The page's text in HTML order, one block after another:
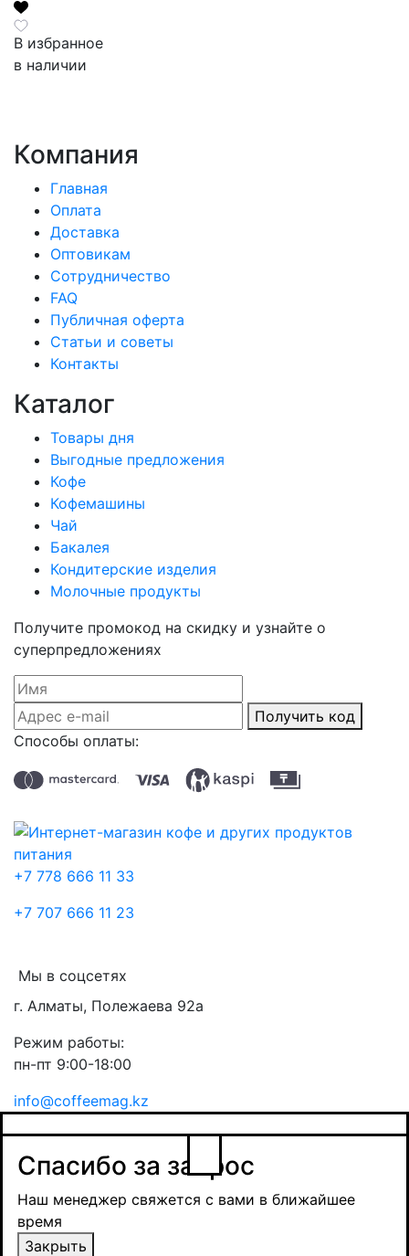
В избранное
в наличии
Компания
Главная
Оплата
Доставка
Оптовикам
Сотрудничество
FAQ
Публичная оферта
Статьи и советы
Контакты
Каталог
Товары дня
Выгодные предложения
Кофе
Кофемашины
Чай
Бакалея
Кондитерские изделия
Молочные продукты
Получите промокод на скидку и узнайте о
суперпредложениях
Получить код
Способы оплаты:
+7 778 666 11 33
+7 707 666 11 23
Мы в соцсетях
г. Алматы, Полежаева 92а
Режим работы:
пн-пт 9:00-18:00
info@coffeemag.kz
Заказ товара
Уведомить о поступлении
Спасибо за заявку
Наш менеджер свяжется с вами в ближайшее
время и обсудит сроки поставки и условия
оплаты
Закрыть
Получить оптовую цену
Спасибо за запрос
Наш менеджер свяжется с вами в ближайшее
время
Закрыть